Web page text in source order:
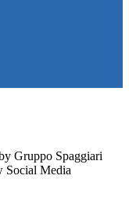
Gruppo Spaggiari
Social Media